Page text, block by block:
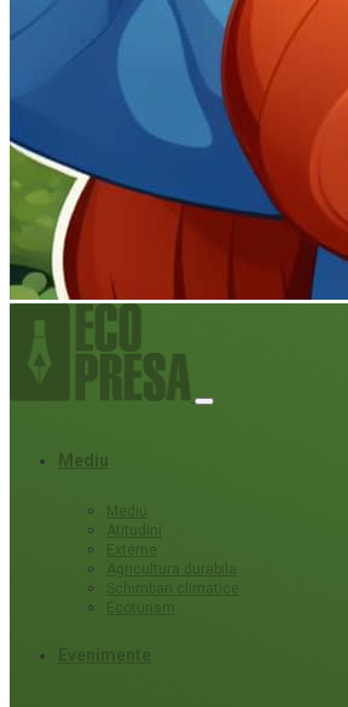
Mediu
Mediu
Atitudini
Externe
Agricultura durabila
Schimbari climatice
Ecoturism